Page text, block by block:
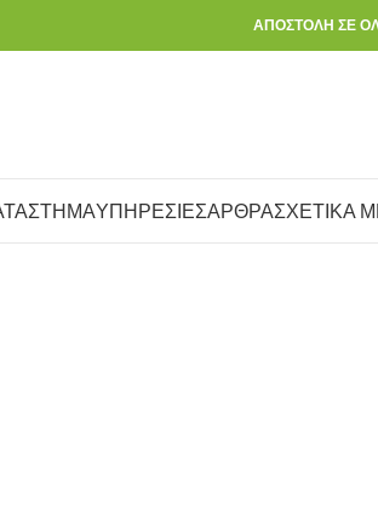
ΑΠΟΣΤΟΛΗ ΣΕ
ΥΠΗΡΕΣΙΕΣΑΡΘΡΑΣΧΕΤΙΚΑ